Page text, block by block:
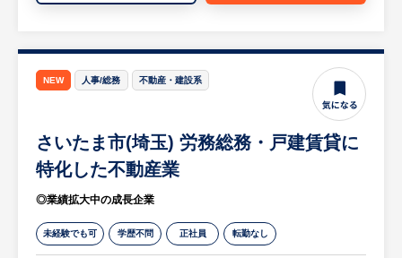
・各お客様に対し、「燃料+建築資材」「燃
料+消耗品」など総合的な提案の実施
【HUREX求人担当コメント】
・年間休日121日、完全週休2日制、残業月
充実させて就業いただけます。
・日本のインフラを支えており、創業90年を
超える老舗企業であり安定性があります。
NEW 人事/総務 不動産・建設系
さいたま市(埼玉) 労務総務・戸建賃貸に
特化した不動産業
◎業績拡大中の成長企業
未経験でも可 学歴不問 正社員 転勤なし